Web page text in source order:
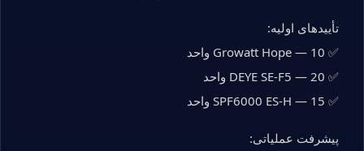
تأییدهای اولیه:
✅ Growatt Hope — 10 واحد
✅ DEYE SE-F5 — 20 واحد
✅ SPF6000 ES-H — 15 واحد
پیشرفت عملیاتی: